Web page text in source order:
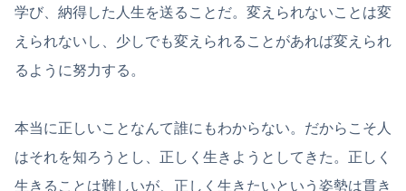
学び、納得した人生を送ることだ。変えられないことは変
えられないし、少しでも変えられることがあれば変えられ
るように努力する。
本当に正しいことなんて誰にもわからない。だからこそ人
はそれを知ろうとし、正しく生きようとしてきた。正しく
生きることは難しいが、正しく生きたいという姿勢は貫き